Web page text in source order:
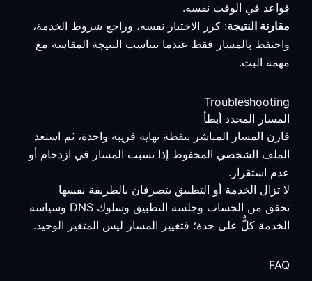
قواعد في الوقت نفسه.
مقارنة النتيجة: كرر الاختبار نفسه، وراجع شروط الخدمة،
واحتفظ بالمسار فقط عندما تتناسب النتيجة المقاسة مع
مهمة البث.
Troubleshooting
المسار المحدد أبطأ
قارن المسار المباشر بنقطة نهاية قريبة واحدة، ثم استعد
الملف الشخصي المحفوظ إذا تسبب المسار في ازدحام أو
عدم استقرار.
لا تزال الخدمة أو التطبيق يتصرفان بالطريقة نفسها
تحقق من الحساب وجلسة التطبيق وسلوك DNS وسياسة
الخدمة كلٌّ على حدة؛ فتغيير المسار ليس المتغير الوحيد.
FAQ